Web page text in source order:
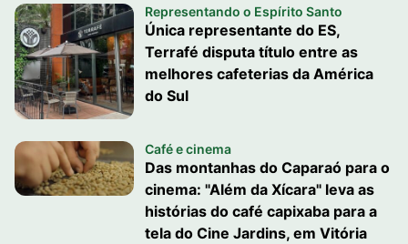
Representando o Espírito Santo
Única representante do ES,
Terrafé disputa título entre as
melhores cafeterias da América
do Sul
Café e cinema
Das montanhas do Caparaó para o
cinema: "Além da Xícara" leva as
histórias do café capixaba para a
tela do Cine Jardins, em Vitória